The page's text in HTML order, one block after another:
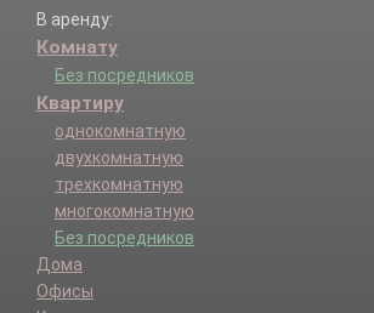
В аренду:
Комнату
Без посредников
Квартиру
однокомнатную
двухкомнатную
трехкомнатную
многокомнатную
Без посредников
Дома
Офисы